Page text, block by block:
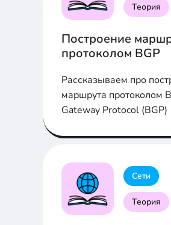
Теория
Построение
протоколом BGP
Рассказываем про
маршрута протоколом
Gateway Protocol (BGP)
Сети
Теория